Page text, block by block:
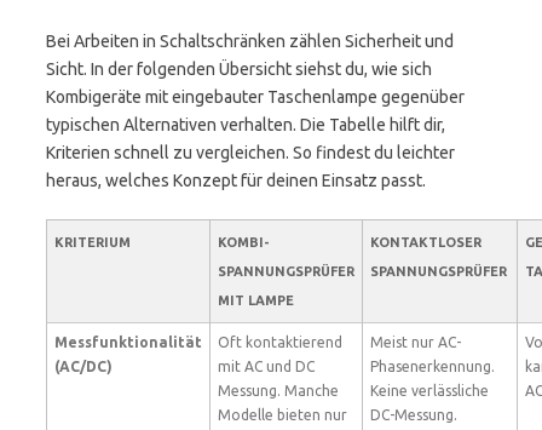
Bei Arbeiten in Schaltschränken zählen Sicherheit und
Sicht. In der folgenden Übersicht siehst du, wie sich
Kombigeräte mit eingebauter Taschenlampe gegenüber
typischen Alternativen verhalten. Die Tabelle hilft dir,
Kriterien schnell zu vergleichen. So findest du leichter
heraus, welches Konzept für deinen Einsatz passt.
KRITERIUM
KOMBI-
SPANNUNGSPRÜFER
MIT LAMPE
KONTAKTLOSER
SPANNUNGSPRÜFER
Messfunktionalität
(AC/DC)
Oft kontaktierend
mit AC und DC
Messung. Manche
Modelle bieten nur
Meist nur AC-
Phasenerkennung.
Keine verlässliche
DC-Messung.